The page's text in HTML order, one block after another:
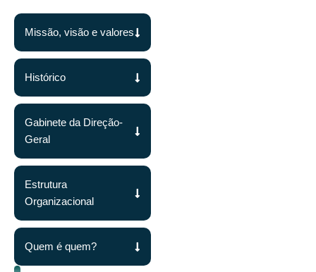
Missão, visão e valores
Histórico
Gabinete da Direção-
Geral
Estrutura
Organizacional
Quem é quem?